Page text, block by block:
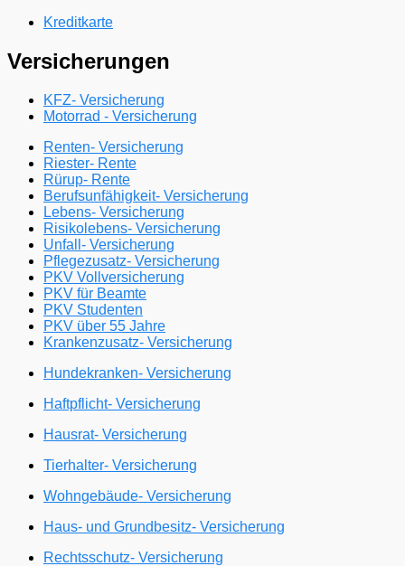
Kreditkarte
Versicherungen
KFZ- Versicherung
Motorrad - Versicherung
Renten- Versicherung
Riester- Rente
Rürup- Rente
Berufsunfähigkeit- Versicherung
Lebens- Versicherung
Risikolebens- Versicherung
Unfall- Versicherung
Pflegezusatz- Versicherung
PKV Vollversicherung
PKV für Beamte
PKV Studenten
PKV über 55 Jahre
Krankenzusatz- Versicherung
Hundekranken- Versicherung
Haftpflicht- Versicherung
Hausrat- Versicherung
Tierhalter- Versicherung
Wohngebäude- Versicherung
Haus- und Grundbesitz- Versicherung
Rechtsschutz- Versicherung